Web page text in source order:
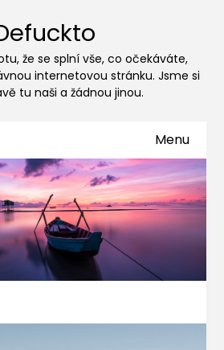
že se splní vše, co očekáváte,
internetovou stránku. Jsme si
tu naši a žádnou jinou.
Menu